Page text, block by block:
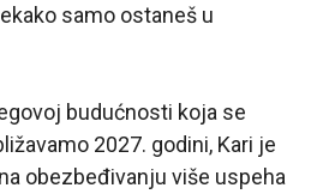
samo ostaneš u
budućnosti koja se
2027. godini, Kari je
obezbeđivanju više uspeha